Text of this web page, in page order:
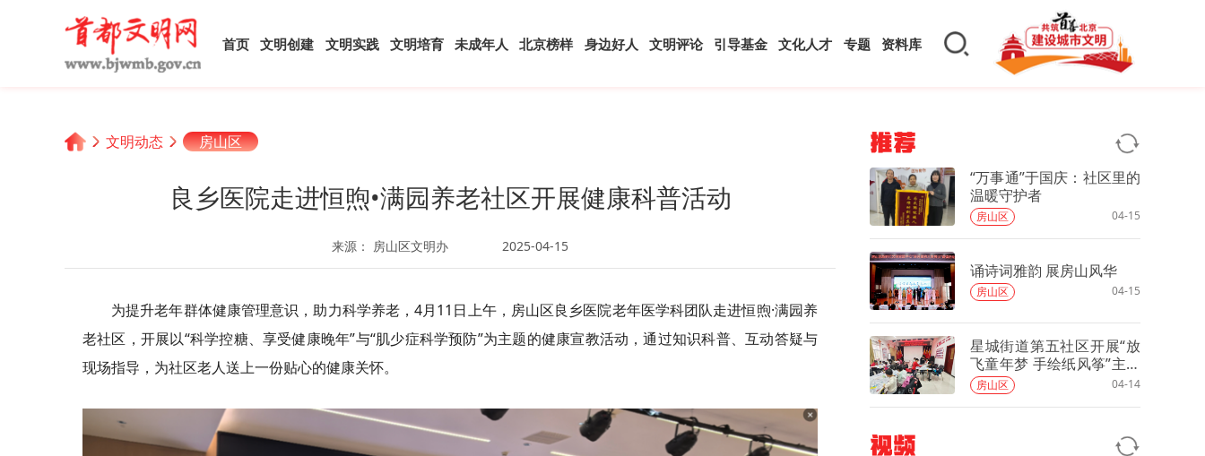
首页 文明创建 文明实践 文明培育 未成年人 北京榜样 身边好人 文明评论 引导基金 文化人才 专题 资料库
文明动态 房山区
良乡医院走进恒煦•满园养老社区开展健康科普活动
来源： 房山区文明办 2025-04-15
为提升老年群体健康管理意识，助力科学养老，4月11日上午，房山区良乡医院老年医学科团队走进恒煦·满园养
老社区，开展以“科学控糖、享受健康晚年”与“肌少症科学预防”为主题的健康宣教活动，通过知识科普、互动答疑与
现场指导，为社区老人送上一份贴心的健康关怀。
推荐
“万事通”于国庆：社区里的
温暖守护者
房山区 04-15
诵诗词雅韵 展房山风华
房山区 04-15
星城街道第五社区开展“放
飞童年梦 手绘纸风筝”主题
活动
房山区 04-14
视频